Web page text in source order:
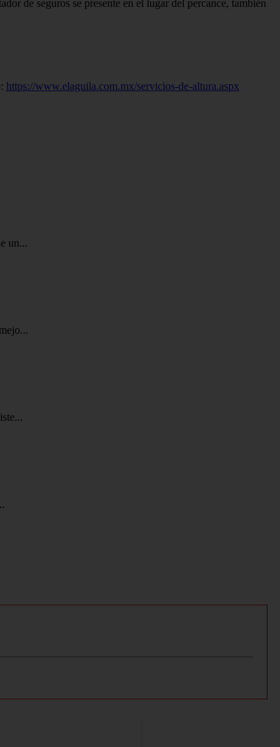
de seguros se presente en el lugar del percance, también
https://www.elaguila.com.mx/servicios-de-altura.aspx
un...